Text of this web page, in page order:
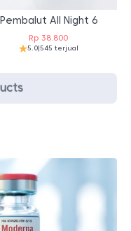
Pembalut All Night 6
Rp 38.800
5.0|545 terjual